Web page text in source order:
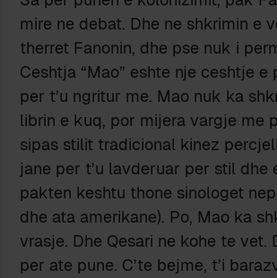
mire ne debat. Dhe ne shkrimin e
therret Fanonin, dhe pse nuk i
Ceshtja “Mao” eshte nje ceshtje e
per t’u ngritur me. Mao nuk ka
librin e kuq, por mijera vargje me
sipas stilit tradicional kinez
jane per t’u lavderuar per stil dhe
pakten keshtu thone sinologet
dhe ata amerikane). Po, Mao ka
vrasje. Dhe Qesari ne kohe te vet.
per ate pune. C’te bejme, t’i